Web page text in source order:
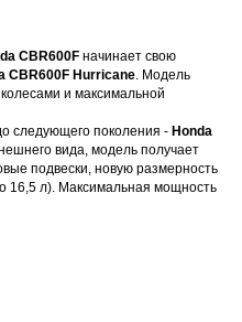
CBR600F начинает свою
CBR600F Hurricane. Модель
и максимальной
следующего поколения - Honda
вида, модель получает
подвески, новую размерность
16,5 л). Максимальная мощность